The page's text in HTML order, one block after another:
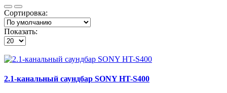
Сортировка:
Показать:
2.1-канальный саундбар SONY HT-S400